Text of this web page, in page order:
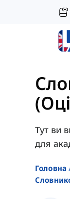
Тут ви
для
Головна